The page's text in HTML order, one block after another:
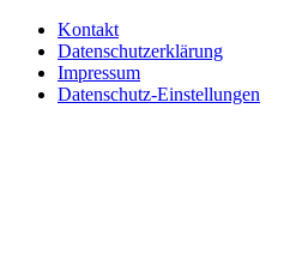
Kontakt
Datenschutzerklärung
Impressum
Datenschutz-Einstellungen